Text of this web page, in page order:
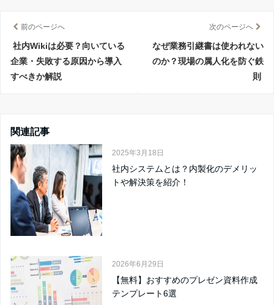
前のページへ
社内Wikiは必要？向いている
企業・失敗する原因から導入
すべきか解説
次のページへ
なぜ業務引継書は使われない
のか？現場の属人化を防ぐ鉄
則
関連記事
2025年3月18日
社内システムとは？内製化のデメリッ
トや解決策を紹介！
2026年6月29日
【無料】おすすめのプレゼン資料作成
テンプレート6選